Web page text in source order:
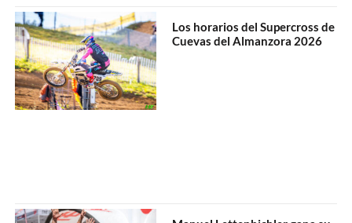
Los horarios del Supercross de
Cuevas del Almanzora 2026